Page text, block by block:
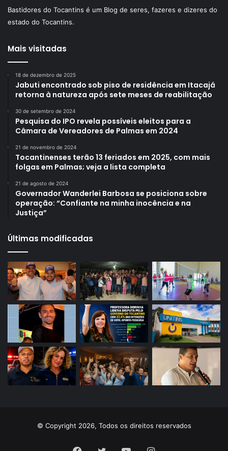
Bastidores do Tocantins é um Blog de seres, fazeres e dizeres do
estado do Tocantins.
Mais visitadas
18 de dezembro de 2025
Jabuti encontrado sob piso de residência em Itacajá
retorna à natureza após sete meses de reabilitação
30 de setembro de 2024
Pesquisa do IPO revela possíveis eleitos para a
Câmara de Vereadores de Palmas em 2024
21 de novembro de 2024
Tocantinenses terão 13 feriados em 2025, com mais
folgas em Palmas; veja a lista completa
21 de agosto de 2024
Governador Wanderlei Barbosa se posiciona sobre
operação: “Confiante na minha inocência e na
Justiça”
Últimas modificadas
© Copyright 2026, Todos os direitos reservados